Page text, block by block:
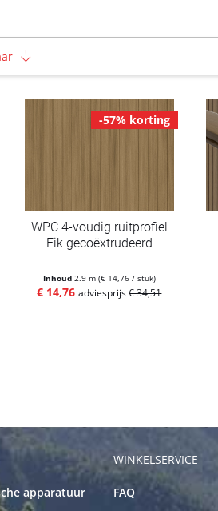
-57% korting
WPC 4-voudig ruitprofiel
Eik gecoëxtrudeerd
Inhoud 2.9 m (€ 14,76 / stuk)
€ 14,76 adviesprijs€ 34,51
apparatuur
WINKELSERVICE
FAQ